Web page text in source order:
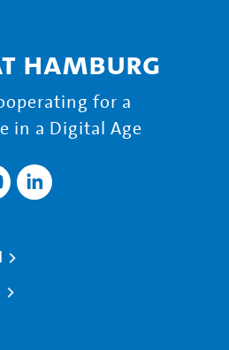
Hamburg
for a
in a Digital Age